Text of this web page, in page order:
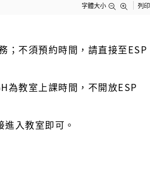
字體大小 列印
；不須預約時間，請直接至ESP
為教室上課時間，不開放ESP
入教室即可。